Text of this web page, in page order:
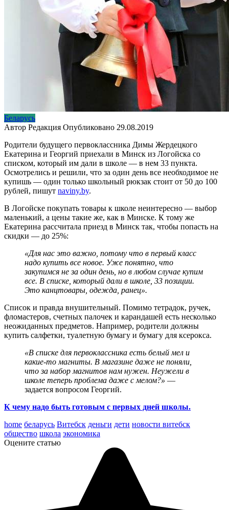
Беларусь
Автор Редакция Опубликовано 29.08.2019
Родители будущего первоклассника Димы Жердецкого
Екатерина и Георгий приехали в Минск из Логойска со
списком, который им дали в школе — в нем 33 пункта.
Осмотрелись и решили, что за один день все необходимое не
купишь — один только школьный рюкзак стоит от 50 до 100
рублей, пишут naviny.by.
В Логойске покупать товары к школе неинтересно — выбор
маленький, а цены такие же, как в Минске. К тому же
Екатерина рассчитала приезд в Минск так, чтобы попасть на
скидки — до 25%:
«Для нас это важно, потому что в первый класс
надо купить все новое. Уже понятно, что
закупимся не за один день, но в любом случае купим
все. В списке, который дали в школе, 33 позиции.
Это канцтовары, одежда, ранец».
Список и правда внушительный. Помимо тетрадок, ручек,
фломастеров, счетных палочек и карандашей есть несколько
неожиданных предметов. Например, родители должны
купить салфетки, туалетную бумагу и бумагу для ксерокса.
«В списке для первоклассника есть белый мел и
какие-то магниты. В магазине даже не поняли,
что за набор магнитов нам нужен. Неужели в
школе теперь проблема даже с мелом?» —
задается вопросом Георгий.
К чему надо быть готовым с первых дней школы.
home беларусь Витебск деньги дети новости витебск
общество школа экономика
Оцените статью